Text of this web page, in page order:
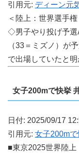
引用元: ディーン元
＜陸上：世界選手
◇男子やり投げ予
（33＝ミズノ）が
で出場していたと明
女子200mで快挙
日付: 2025/09/17
引用元: 女子200m
■東京2025世界陸